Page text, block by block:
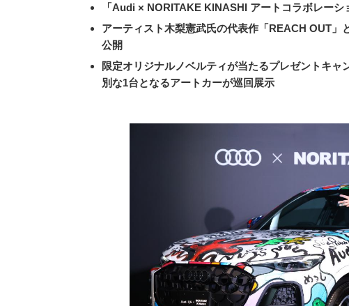
「Audi × NORITAKE KINASHI アートコラボレーシ
アーティスト木梨憲武氏の代表作「REACH OUT
公開
限定オリジナルノベルティが当たるプレゼントキ
別な1台となるアートカーが巡回展示